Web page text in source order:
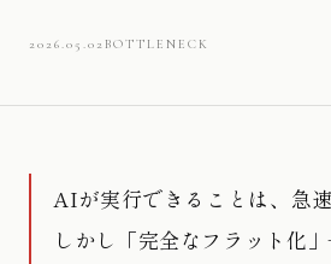
2026.05.02 BOTTLENECK
AIが実行できることは、急
しかし「完全なフラット化